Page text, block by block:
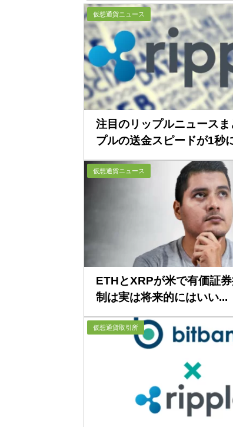
仮想通貨ニュース
注目のリップルニュースま
プルの送金スピードが1秒
仮想通貨ニュース
ETHとXRPが米で有価証
制は実は将来的にはいい...
仮想通貨取引所